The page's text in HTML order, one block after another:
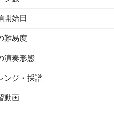
開始日
難易度
演奏形態
ンジ・採譜
動画